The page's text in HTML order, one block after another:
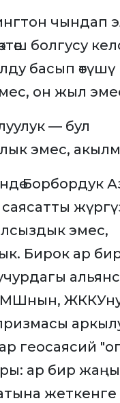
чындап
болгусу
басып
он жыл
— бул
эмес,
Борбордук
эмес,
Бирок ар
геосаясий
ар бир